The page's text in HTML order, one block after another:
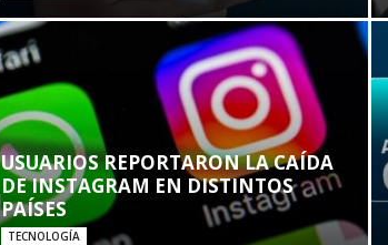
USUARIOS REPORTARON LA CAÍDA
DE INSTAGRAM EN DISTINTOS
PAÍSES
TECNOLOGÍA